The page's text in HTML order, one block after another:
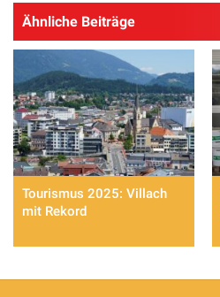
Ähnliche Beiträge
Tourismus 2025: Villach
mit Rekord